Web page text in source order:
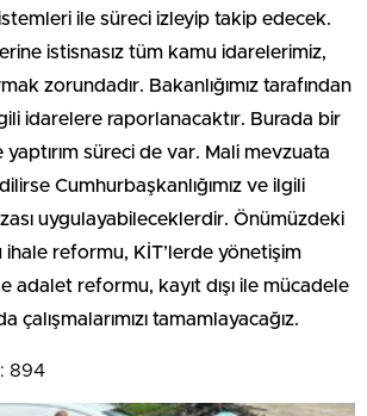
ile süreci izleyip takip edecek.
istisnasız tüm kamu idarelerimiz,
zorundadır. Bakanlığımız tarafından
idarelere raporlanacaktır. Burada bir
süreci de var. Mali mevzuata
Cumhurbaşkanlığımız ve ilgili
uygulayabileceklerdir. Önümüzdeki
reformu, KİT’lerde yönetişim
adalet reformu, kayıt dışı ile mücadele
çalışmalarımızı tamamlayacağız.
894